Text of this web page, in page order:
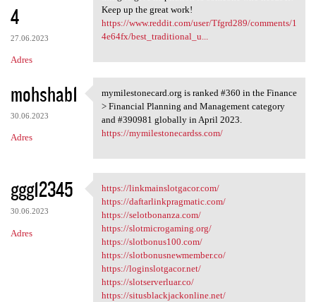
4
27.06.2023
Adres
Keep up the great work!
https://www.reddit.com/user/Tfgrd289/comments/1
4e64fx/best_traditional_u...
mohshab1
30.06.2023
Adres
mymilestonecard.org is ranked
mymilestonecard.org is ranked #360 in the Finance
> Financial Planning and Management category
and #390981 globally in April 2023.
https://mymilestonecardss.com/
ggg12345
30.06.2023
Adres
https://linkmainslotgacor.com
https://linkmainslotgacor.com/
https://daftarlinkpragmatic.com/
https://selotbonanza.com/
https://slotmicrogaming.org/
https://slotbonus100.com/
https://slotbonusnewmember.co/
https://loginslotgacor.net/
https://slotserverluar.co/
https://situsblackjackonline.net/